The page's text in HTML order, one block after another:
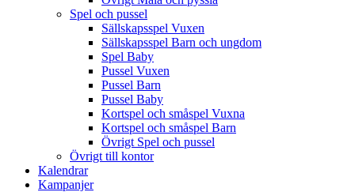
Spel och pussel
Sällskapsspel Vuxen
Sällskapsspel Barn och ungdom
Spel Baby
Pussel Vuxen
Pussel Barn
Pussel Baby
Kortspel och småspel Vuxna
Kortspel och småspel Barn
Övrigt Spel och pussel
Övrigt till kontor
Kalendrar
Kampanjer